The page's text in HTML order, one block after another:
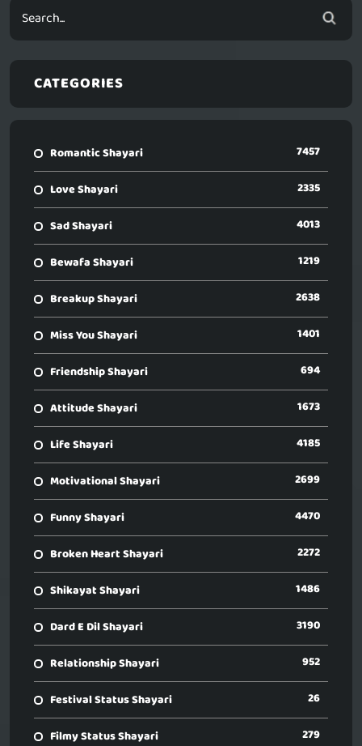
CATEGORIES
Romantic Shayari 7457
Love Shayari 2335
Sad Shayari 4013
Bewafa Shayari 1219
Breakup Shayari 2638
Miss You Shayari 1401
Friendship Shayari 694
Attitude Shayari 1673
Life Shayari 4185
Motivational Shayari 2699
Funny Shayari 4470
Broken Heart Shayari 2272
Shikayat Shayari 1486
Dard E Dil Shayari 3190
Relationship Shayari 952
Festival Status Shayari 26
Filmy Status Shayari 279